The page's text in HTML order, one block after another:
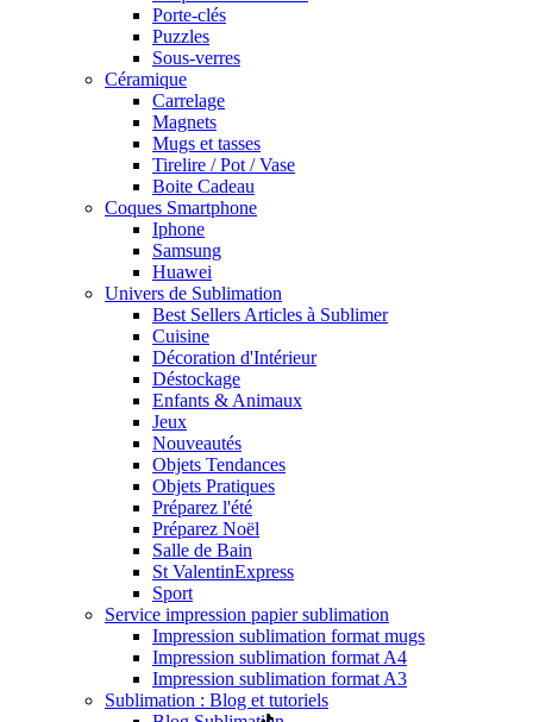
Porte-clés
Puzzles
Sous-verres
Céramique
Carrelage
Magnets
Mugs et tasses
Tirelire / Pot / Vase
Boite Cadeau
Coques Smartphone
Iphone
Samsung
Huawei
Univers de Sublimation
Best Sellers Articles à Sublimer
Cuisine
Décoration d'Intérieur
Déstockage
Enfants & Animaux
Jeux
Nouveautés
Objets Tendances
Objets Pratiques
Préparez l'été
Préparez Noël
Salle de Bain
St ValentinExpress
Sport
Service impression papier sublimation
Impression sublimation format mugs
Impression sublimation format A4
Impression sublimation format A3
Sublimation : Blog et tutoriels